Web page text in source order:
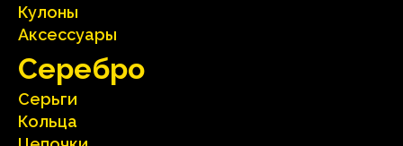
Кулоны
Аксесcуары
Серебрo
Серьги
Кольца